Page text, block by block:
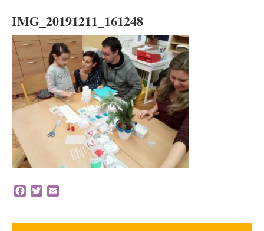
IMG_20191211_161248
Facebook
Twitter